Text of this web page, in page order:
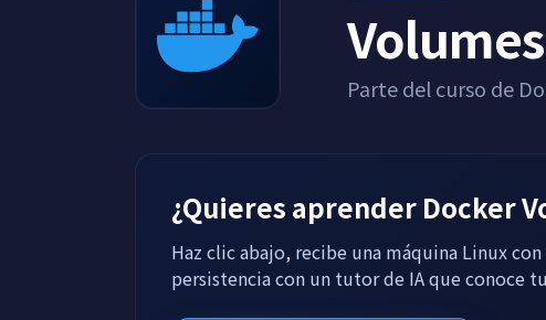
Parte del curso de
¿Quieres aprender Docker
Haz clic abajo, recibe una máquina Linux
persistencia con un tutor de IA que conoce